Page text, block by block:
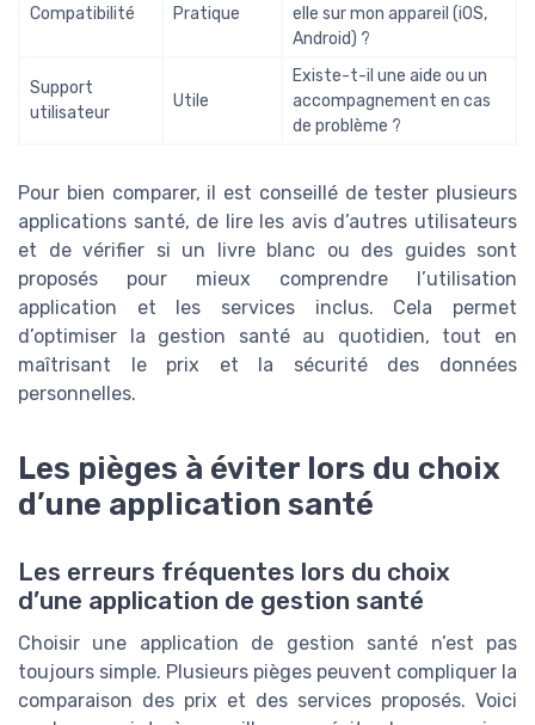
Compatibilité Pratique
elle sur mon appareil (iOS,
Android) ?
Support
utilisateur
Utile
Existe-t-il une aide ou un
accompagnement en cas
de problème ?
Pour bien comparer, il est conseillé de tester plusieurs
applications santé, de lire les avis d’autres utilisateurs
et de vérifier si un livre blanc ou des guides sont
proposés pour mieux comprendre l’utilisation
application et les services inclus. Cela permet
d’optimiser la gestion santé au quotidien, tout en
maîtrisant le prix et la sécurité des données
personnelles.
Les pièges à éviter lors du choix
d’une application santé
Les erreurs fréquentes lors du choix
d’une application de gestion santé
Choisir une application de gestion santé n’est pas
toujours simple. Plusieurs pièges peuvent compliquer la
comparaison des prix et des services proposés. Voici